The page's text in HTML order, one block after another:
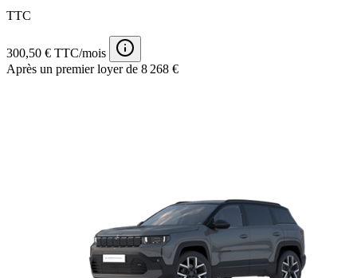
TTC
300,50 € TTC/mois
Après un premier loyer de 8 268 €